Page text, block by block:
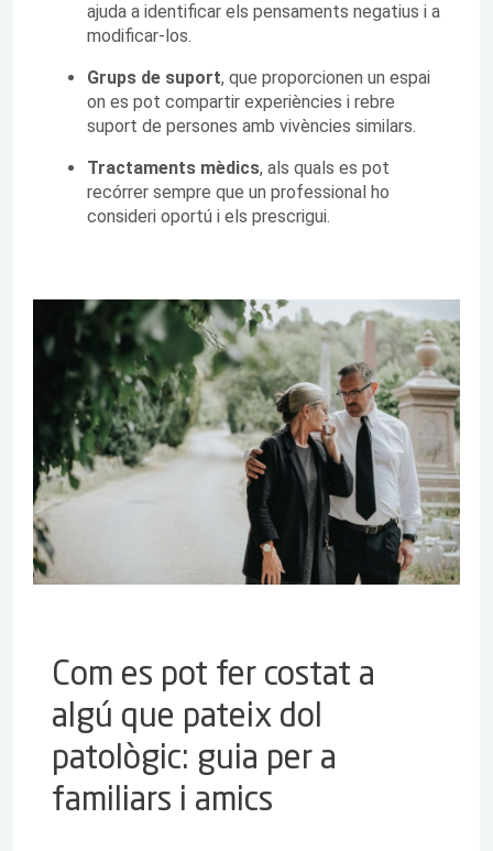
ajuda a identificar els pensaments negatius i a
modificar-los.
Grups de suport, que proporcionen un espai
on es pot compartir experiències i rebre
suport de persones amb vivències similars.
Tractaments mèdics, als quals es pot
recórrer sempre que un professional ho
consideri oportú i els prescrigui.
Com es pot fer costat a
algú que pateix dol
patològic: guia per a
familiars i amics